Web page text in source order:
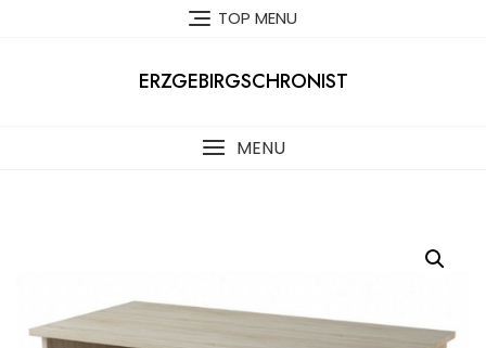
TOP MENU
ERZGEBIRGSCHRONIST
MENU